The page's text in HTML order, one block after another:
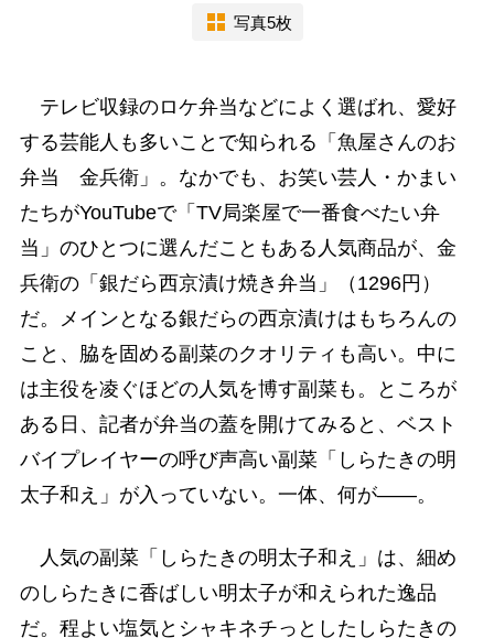
写真5枚
テレビ収録のロケ弁当などによく選ばれ、愛好
する芸能人も多いことで知られる「魚屋さんのお
弁当 金兵衛」。なかでも、お笑い芸人・かまい
たちがYouTubeで「TV局楽屋で一番食べたい弁
当」のひとつに選んだこともある人気商品が、金
兵衛の「銀だら西京漬け焼き弁当」（1296円）
だ。メインとなる銀だらの西京漬けはもちろんの
こと、脇を固める副菜のクオリティも高い。中に
は主役を凌ぐほどの人気を博す副菜も。ところが
ある日、記者が弁当の蓋を開けてみると、ベスト
バイプレイヤーの呼び声高い副菜「しらたきの明
太子和え」が入っていない。一体、何が――。
人気の副菜「しらたきの明太子和え」は、細め
のしらたきに香ばしい明太子が和えられた逸品
だ。程よい塩気とシャキネチっとしたしらたきの